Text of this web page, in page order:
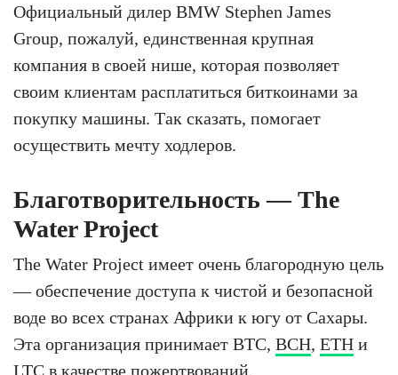
Официальный дилер BMW Stephen James
Group, пожалуй, единственная крупная
компания в своей нише, которая позволяет
своим клиентам расплатиться биткоинами за
покупку машины. Так сказать, помогает
осуществить мечту ходлеров.
Благотворительность — The
Water Project
The Water Project имеет очень благородную цель
— обеспечение доступа к чистой и безопасной
воде во всех странах Африки к югу от Сахары.
Эта организация принимает BTC, BCH, ETH и
LTC в качестве пожертвований.